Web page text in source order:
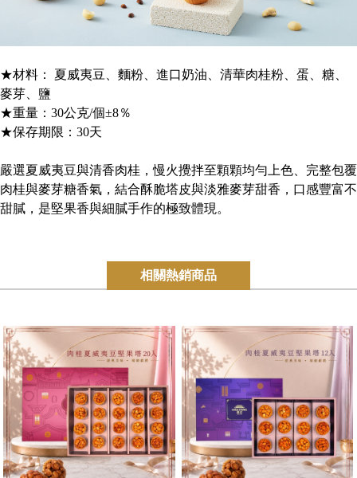
★材料： 夏威夷豆、麵粉、進口奶油、清華肉桂粉、蛋、糖、
麥芽、鹽
★重量：30公克/個±8％
★保存期限：30天
嚴選夏威夷豆與清香肉桂，慢火攪拌至顆顆均勻上色、完整包覆
肉桂與麥芽糖香氣，結合酥脆塔皮與淡雅麥芽甜香，口感豐富不
甜膩，是堅果香與細膩手作的極致體現。
相關熱銷商品